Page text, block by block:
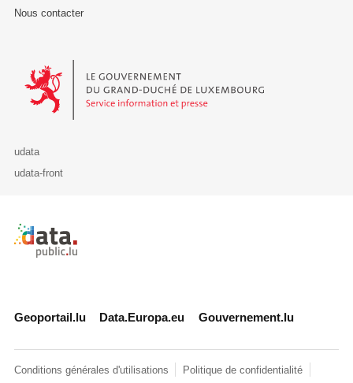
Nous contacter
Le Gouvernement du Grand-Duché de Luxembourg - Service
udata
udata-front
Retour à l'accueil de data.public.lu
Geoportail.lu Data.Europa.eu Gouvernement.lu
Conditions générales d'utilisations Politique de confidentialité